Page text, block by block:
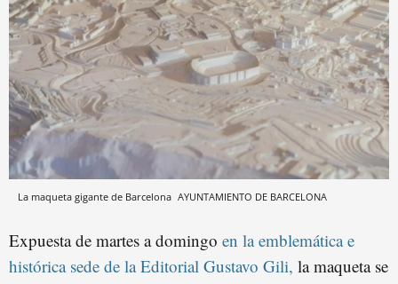
La maqueta gigante de Barcelona AYUNTAMIENTO DE BARCELONA
Expuesta de martes a domingo en la emblemática e
histórica sede de la Editorial Gustavo Gili, la maqueta se